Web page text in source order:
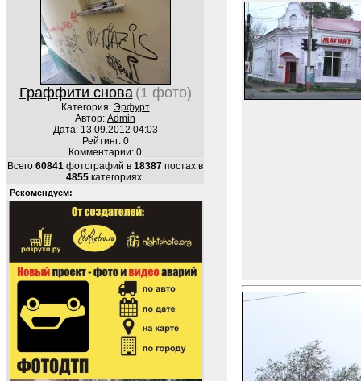
Граффити снова (1 фото)
Категория: Эрфурт
Автор: Admin
Дата: 13.09.2012 04:03
Рейтинг: 0
Комментарии: 0
Всего 60841 фотографий в 18387 постах в
4855 категориях.
Рекомендуем: